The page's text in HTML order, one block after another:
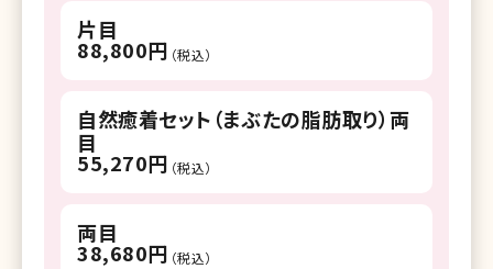
片目
88,800円 （税込）
自然癒着セット（まぶたの脂肪取り）両
目
55,270円 （税込）
両目
38,680円 （税込）